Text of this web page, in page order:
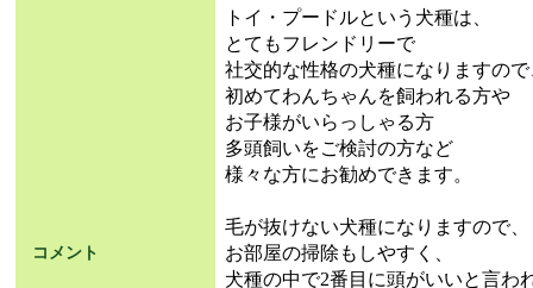
コメント
トイ・プードルという犬種は、
とてもフレンドリーで
社交的な性格の犬種になりますので
初めてわんちゃんを飼われる方や
お子様がいらっしゃる方
多頭飼いをご検討の方など
様々な方にお勧めできます。
毛が抜けない犬種になりますので、
お部屋の掃除もしやすく、
犬種の中で2番目に頭がいいと言わ